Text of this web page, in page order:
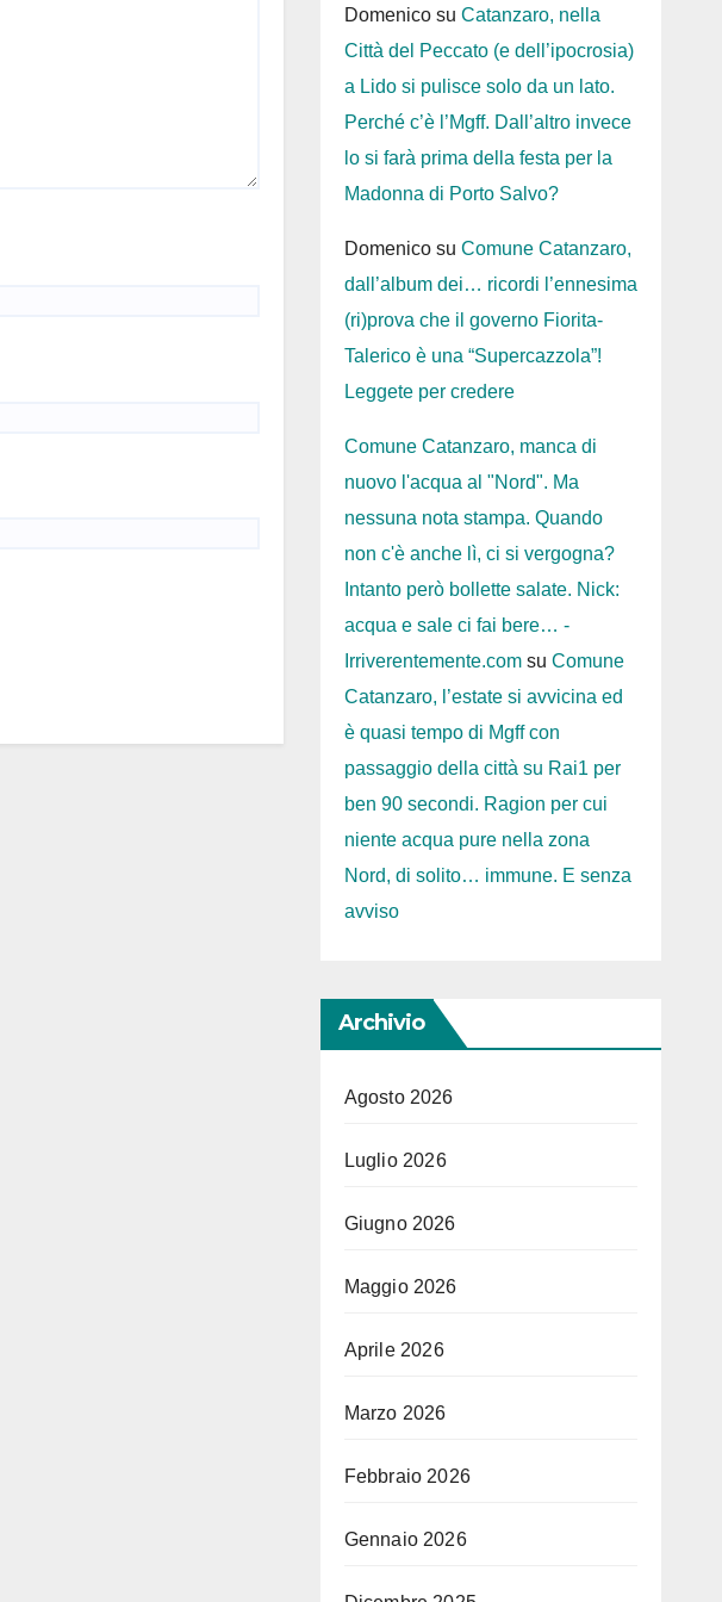
Domenicosu Catanzaro, nella
Città del Peccato (e dell’ipocrosia)
a Lido si pulisce solo da un lato.
Perché c’è l’Mgff. Dall’altro invece
lo si farà prima della festa per la
Madonna di Porto Salvo?
Domenicosu Comune Catanzaro,
dall’album dei… ricordi l’ennesima
(ri)prova che il governo Fiorita-
Talerico è una “Supercazzola”!
Leggete per credere
Comune Catanzaro, manca di
nuovo l'acqua al "Nord". Ma
nessuna nota stampa. Quando
non c'è anche lì, ci si vergogna?
Intanto però bollette salate. Nick:
acqua e sale ci fai bere… -
Irriverentemente.comsu Comune
Catanzaro, l’estate si avvicina ed
è quasi tempo di Mgff con
passaggio della città su Rai1 per
ben 90 secondi. Ragion per cui
niente acqua pure nella zona
Nord, di solito… immune. E senza
avviso
Archivio
Agosto 2026
Luglio 2026
Giugno 2026
Maggio 2026
Aprile 2026
Marzo 2026
Febbraio 2026
Gennaio 2026